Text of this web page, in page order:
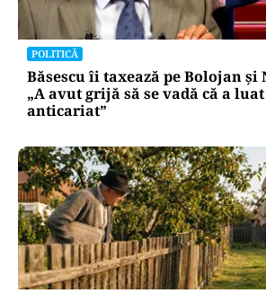
POLITICĂ
Băsescu îi taxează pe Bolojan și
„A avut grijă să se vadă că a
anticariat”